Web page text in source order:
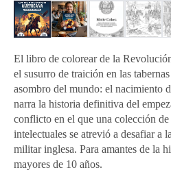
El libro de colorear de la
el susurro de traición en las
asombro del mundo: el nacimiento
narra la historia definitiva del
conflicto en el que una colección de
intelectuales se atrevió a desafiar a
militar inglesa. Para amantes de la
mayores de 10 años.